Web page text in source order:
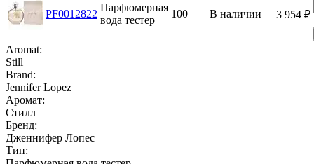
PF0012822
Парфюмерная
вода тестер
100 В наличии 3 954 ₽
Aromat:
Still
Brand:
Jennifer Lopez
Аромат:
Стилл
Бренд:
Дженнифер Лопес
Тип: